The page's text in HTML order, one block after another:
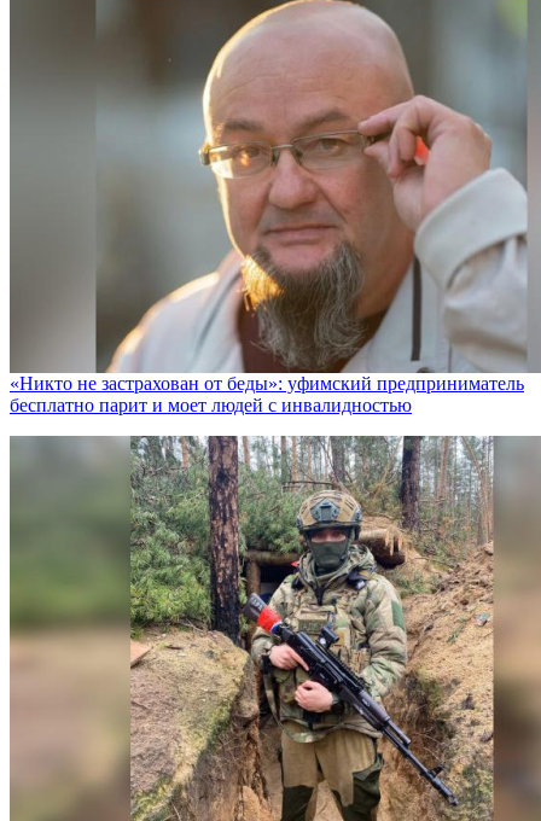
«Никто не заcтрахован от беды»: уфимский предприниматель
бесплатно парит и моет людей с инвалидностью